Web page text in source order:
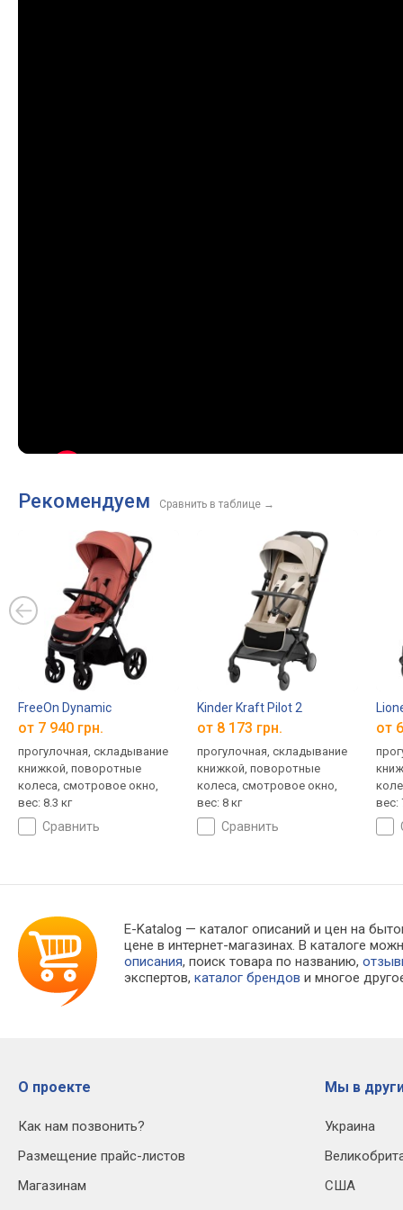
Рекомендуем Сравнить в таблице →
FreeOn Dynamic
от 7 940 грн.
прогулочная, складывание
книжкой, поворотные
колеса, смотровое окно,
вес: 8.3 кг
сравнить
Kinder Kraft Pilot 2
от 8 173 грн.
прогулочная, складывание
книжкой, поворотные
колеса, смотровое окно,
вес: 8 кг
сравнить
от
вес:
E-Katalog — каталог описаний и цен на
цене в интернет-магазинах. В каталоге
описания, поиск товара по названию,
экспертов,каталог брендов и многое
О проекте
Как нам позвонить?
Размещение прайс-листов
Магазинам
Мы в
Украина
США